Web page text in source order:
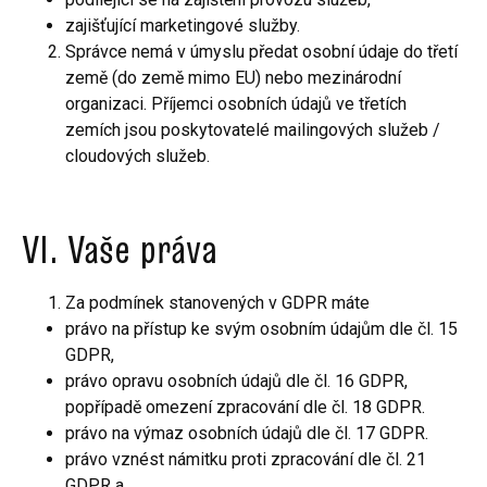
zajišťující marketingové služby.
Správce nemá v úmyslu předat osobní údaje do třetí
země (do země mimo EU) nebo mezinárodní
organizaci. Příjemci osobních údajů ve třetích
zemích jsou poskytovatelé mailingových služeb /
cloudových služeb.
VI. Vaše práva
Za podmínek stanovených v GDPR máte
právo na přístup ke svým osobním údajům dle čl. 15
GDPR,
právo opravu osobních údajů dle čl. 16 GDPR,
popřípadě omezení zpracování dle čl. 18 GDPR.
právo na výmaz osobních údajů dle čl. 17 GDPR.
právo vznést námitku proti zpracování dle čl. 21